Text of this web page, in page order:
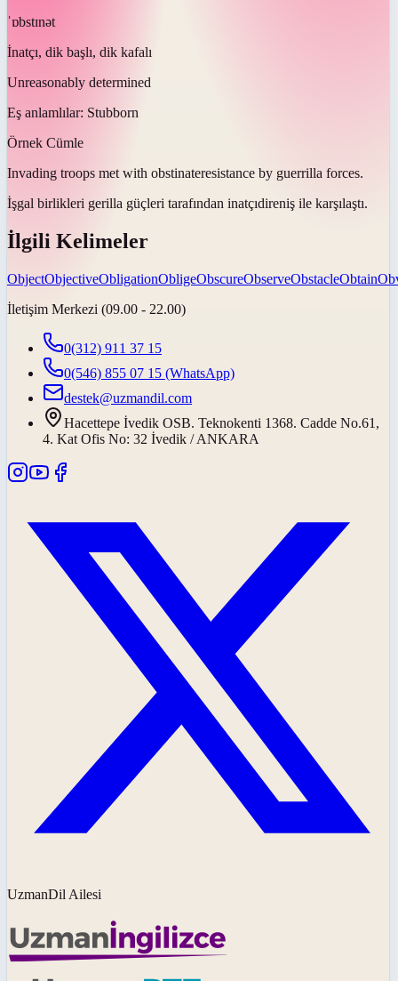
ˈɒbstɪnət
İnatçı, dik başlı, dik kafalı
Unreasonably determined
Eş anlamlılar: Stubborn
Örnek Cümle
Invading troops met with obstinateresistance by guerrilla forces.
İşgal birlikleri gerilla güçleri tarafından inatçıdireniş ile karşılaştı.
İlgili Kelimeler
ObjectObjectiveObligationObligeObscureObserveObstacleObtain
İletişim Merkezi (09.00 - 22.00)
0(312) 911 37 15
0(546) 855 07 15 (WhatsApp)
destek@uzmandil.com
Hacettepe İvedik OSB. Teknokenti 1368. Cadde No.61,
4. Kat Ofis No: 32 İvedik / ANKARA
UzmanDil Ailesi